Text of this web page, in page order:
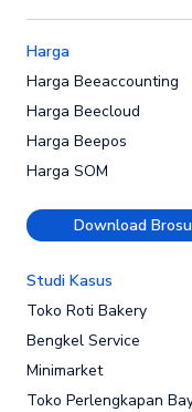
Harga
Harga Beeaccounting
Harga Beecloud
Harga Beepos
Harga SOM
Download
Studi Kasus
Toko Roti Bakery
Bengkel Service
Minimarket
Toko Perlengkapan